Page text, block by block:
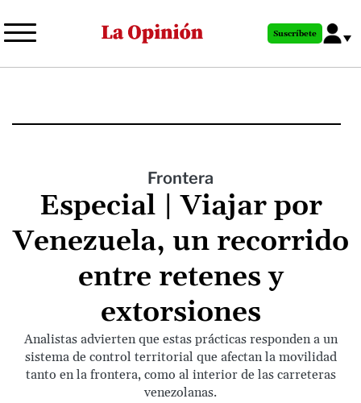
al
principal
Suscríbete
Frontera
Especial | Viajar por
Venezuela, un recorrido
entre retenes y
extorsiones
Analistas advierten que estas prácticas responden a un
sistema de control territorial que afectan la movilidad
tanto en la frontera, como al interior de las carreteras
venezolanas.